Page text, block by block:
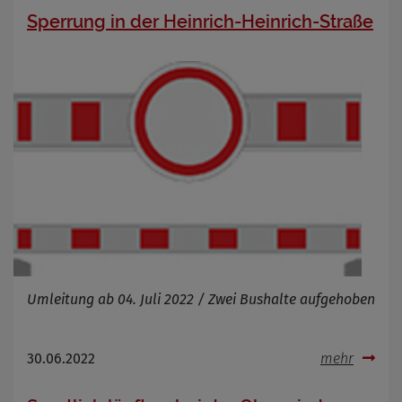
Sperrung in der Heinrich-Heinrich-Straße
Umleitung ab 04. Juli 2022 / Zwei Bushalte aufgehoben
30.06.2022 mehr
Cookie Name
Infos schließen